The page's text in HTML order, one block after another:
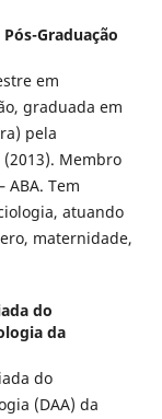
Graduação
em
graduada em
pela
Membro
ABA. Tem
atuando
maternidade,
do
da
do
(DAA) da